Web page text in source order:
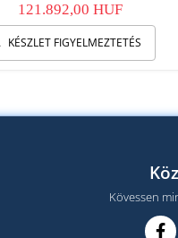
121.892,00 HUF
KÉSZLET FIGYELMEZTETÉS
Kövessen